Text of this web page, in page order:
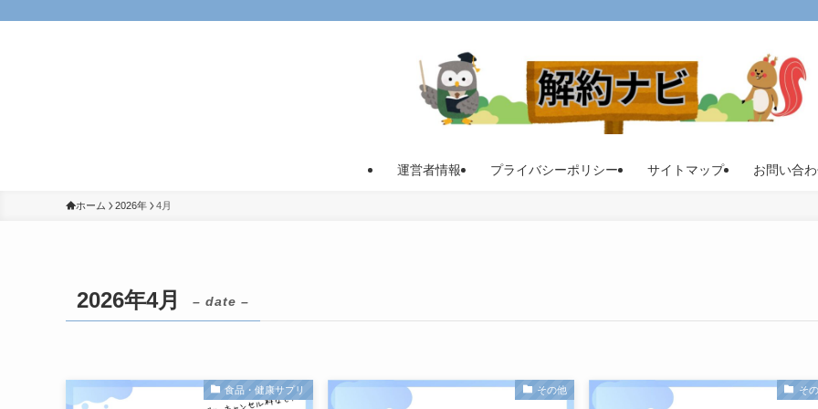
運営者情報 プライバシーポリシー サイトマップ お問い合
ホーム 2026年 4月
2026年4月 – date –
食品・健康サプリ その他 そ